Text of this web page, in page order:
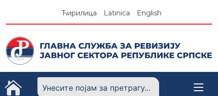
Ћирилица Latinica English